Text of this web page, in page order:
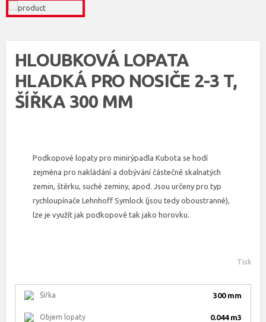
HLOUBKOVÁ LOPATA
HLADKÁ PRO NOSIČE 2-3 T,
ŠÍŘKA 300 MM
Podkopové lopaty pro minirýpadla Kubota se hodí
zejména pro nakládání a dobývání částečně skalnatých
zemin, štěrku, suché zeminy, apod. Jsou určeny pro typ
rychloupínače Lehnhoff Symlock (jsou tedy oboustranné),
lze je využít jak podkopově tak jako horovku.
Tisk
Šířka 300 mm
Objem lopaty 0.044 m3